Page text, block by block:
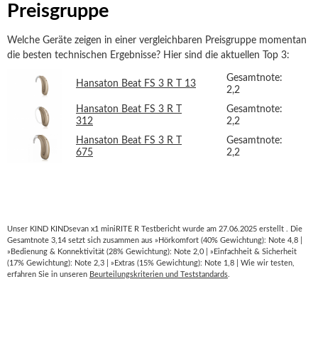
Preisgruppe
Welche Geräte zeigen in einer vergleichbaren Preisgruppe momentan
die besten technischen Ergebnisse? Hier sind die aktuellen Top 3:
Hansaton Beat FS 3 R T 13
Gesamtnote:
2,2
Hansaton Beat FS 3 R T
312
Gesamtnote:
2,2
Hansaton Beat FS 3 R T
675
Gesamtnote:
2,2
Unser KIND KINDsevan x1 miniRITE R Testbericht wurde am 27.06.2025 erstellt . Die
Gesamtnote 3,14 setzt sich zusammen aus »Hörkomfort (40% Gewichtung): Note 4,8 |
»Bedienung & Konnektivität (28% Gewichtung): Note 2,0 | »Einfachheit & Sicherheit
(17% Gewichtung): Note 2,3 | »Extras (15% Gewichtung): Note 1,8 | Wie wir testen,
erfahren Sie in unseren Beurteilungskriterien und Teststandards